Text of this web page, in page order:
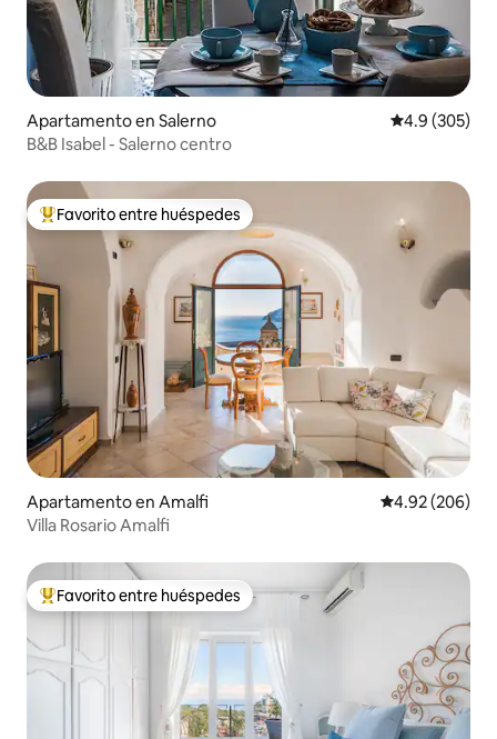
Apartamento en Salerno Calificación
4.9 (305)
B&B Isabel - Salerno centro
Favorito entre huéspedes preferido
Favorito entre huéspedes
Apartamento en Amalfi Calificación
4.92 (206)
Villa Rosario Amalfi
Favorito entre huéspedes preferido
Favorito entre huéspedes